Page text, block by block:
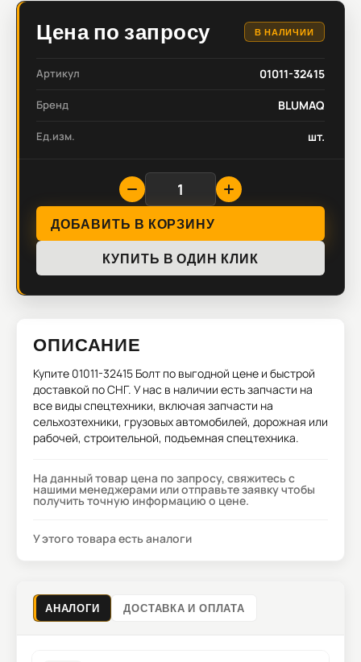
Цена по запросу В НАЛИЧИИ
Артикул 01011-32415
Бренд BLUMAQ
Ед.изм. шт.
ДОБАВИТЬ В КОРЗИНУ
КУПИТЬ В ОДИН КЛИК
ОПИСАНИЕ
Купите 01011-32415 Болт по выгодной цене и быстрой
доставкой по СНГ. У нас в наличии есть запчасти на
все виды спецтехники, включая запчасти на
сельхозтехники, грузовых автомобилей, дорожная или
рабочей, строительной, подъемная спецтехника.
На данный товар цена по запросу, свяжитесь с
нашими менеджерами или отправьте заявку чтобы
получить точную информацию о цене.
У этого товара есть аналоги
АНАЛОГИ ДОСТАВКА И ОПЛАТА